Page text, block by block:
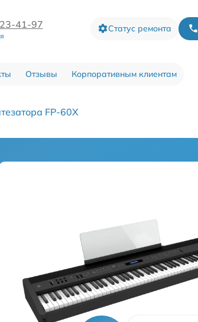
41-97 Статус ремонта
Отзывы Корпоративным клиентам
FP-60X